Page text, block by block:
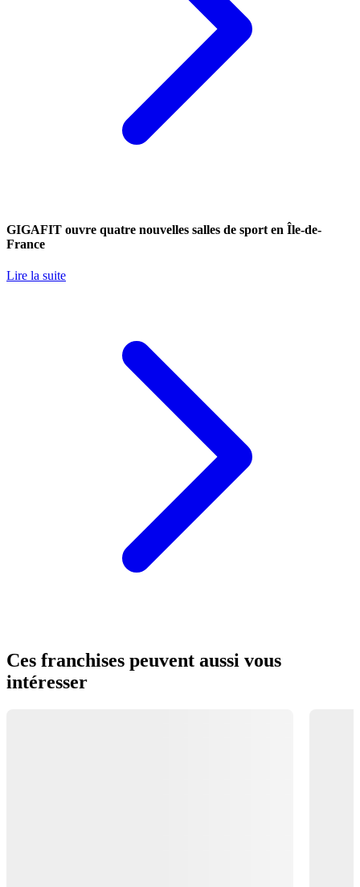
GIGAFIT ouvre quatre nouvelles salles de sport en Île-de-
France
Lire la suite
Ces franchises peuvent aussi vous
intéresser